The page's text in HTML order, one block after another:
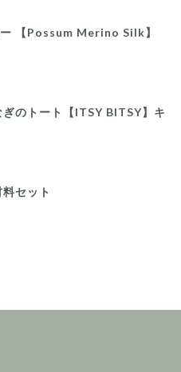
【Possum Merino Silk】
のトート【ITSY BITSY】キ
セット